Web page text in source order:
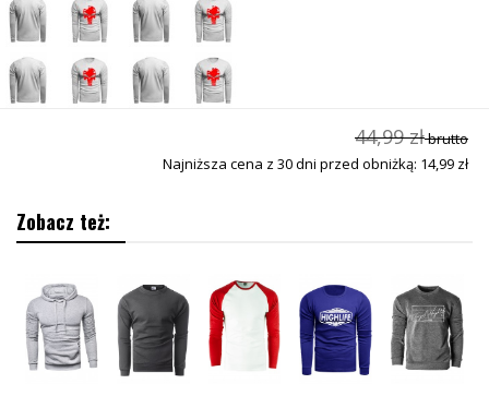
44,99 złbrutto
Najniższa cena z 30 dni przed obniżką: 14,99 zł
Zobacz też: